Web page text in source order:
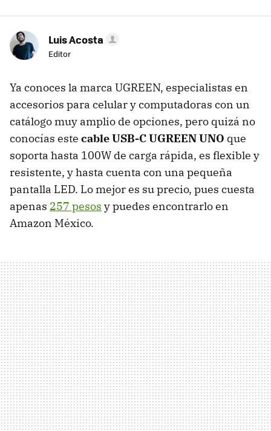
Luis Acosta
Editor
Ya conoces la marca UGREEN, especialistas en
accesorios para celular y computadoras con un
catálogo muy amplio de opciones, pero quizá no
conocías este cable USB-C UGREEN UNO que
soporta hasta 100W de carga rápida, es flexible y
resistente, y hasta cuenta con una pequeña
pantalla LED. Lo mejor es su precio, pues cuesta
apenas 257 pesos y puedes encontrarlo en
Amazon México.